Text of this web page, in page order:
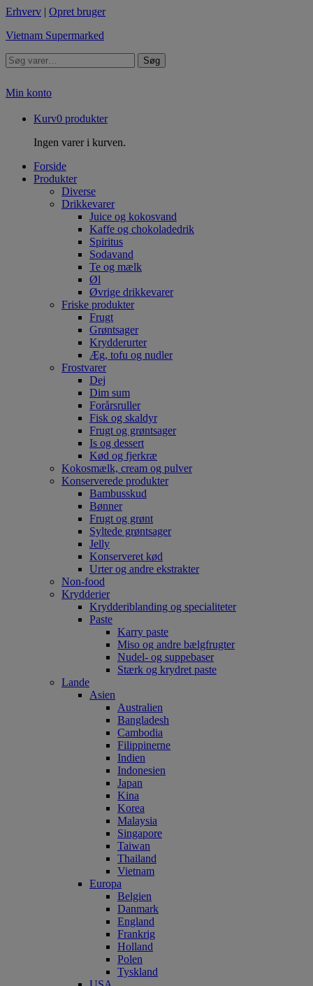
Erhverv | Opret bruger
Vietnam Supermarked
Søg
Min konto
Kurv0 produkter
Ingen varer i kurven.
Forside
Produkter
Diverse
Drikkevarer
Juice og kokosvand
Kaffe og chokoladedrik
Spiritus
Sodavand
Te og mælk
Øl
Øvrige drikkevarer
Friske produkter
Frugt
Grøntsager
Krydderurter
Æg, tofu og nudler
Frostvarer
Dej
Dim sum
Forårsruller
Fisk og skaldyr
Frugt og grøntsager
Is og dessert
Kød og fjerkræ
Kokosmælk, cream og pulver
Konserverede produkter
Bambusskud
Bønner
Frugt og grønt
Syltede grøntsager
Jelly
Konserveret kød
Urter og andre ekstrakter
Non-food
Krydderier
Krydderiblanding og specialiteter
Paste
Karry paste
Miso og andre bælgfrugter
Nudel- og suppebaser
Stærk og krydret paste
Lande
Asien
Australien
Bangladesh
Cambodia
Filippinerne
Indien
Indonesien
Japan
Kina
Korea
Malaysia
Singapore
Taiwan
Thailand
Vietnam
Europa
Belgien
Danmark
England
Frankrig
Holland
Polen
Tyskland